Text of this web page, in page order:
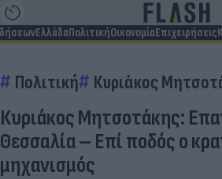
ΕλλάδαΠολιτικήΟικονομίαΕπιχειρήσεις
Πολιτική Κυριάκος
Κυριάκος Μητσοτάκης:
Θεσσαλία – Επί ποδός ο
μηχανισμός